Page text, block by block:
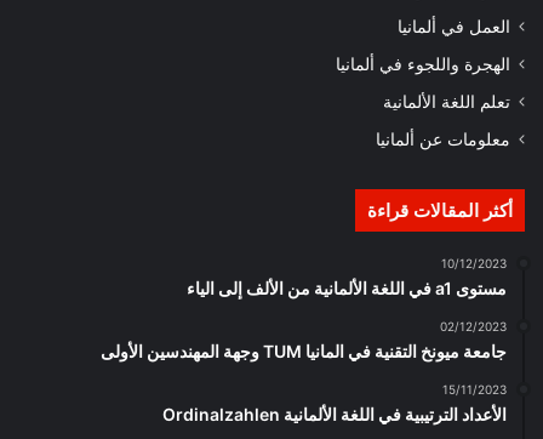
العمل في ألمانيا
الهجرة واللجوء في ألمانيا
تعلم اللغة الألمانية
معلومات عن ألمانيا
أكثر المقالات قراءة
10/12/2023
مستوى a1 في اللغة الألمانية من الألف إلى الياء
02/12/2023
جامعة ميونخ التقنية في المانيا TUM وجهة المهندسين الأولى
15/11/2023
الأعداد الترتيبية في اللغة الألمانية Ordinalzahlen